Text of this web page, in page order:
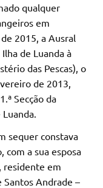
qualquer
em
2015, a Ausral
de Luanda à
das Pescas), o
de 2013,
Secção da
sequer constava
com a sua esposa
residente em
Santos Andrade –